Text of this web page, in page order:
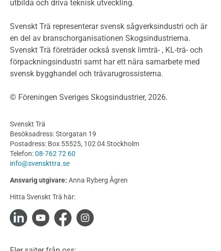
Klimatkalkylator hallar
Projektering av trähus - generellt
Byggsystem
Fasadsystem i skivmaterial
Bullerskärmar och andra utomhuskonstruktioner
Byggnation och utförande
Utförande
Produkter
Konstruktionsvirke
Konstruktionsvirke Behandlat
Konstruktionsvirke Fingerskarvat
Konstruktionsvirke Fingerskarvat Obehandlat
Limträ
utbilda och driva teknisk utveckling.
Svenskt Trä representerar svensk sågverksindustri och är
en del av branschorganisationen Skogsindustrierna.
Svenskt Trä företräder också svensk limträ- , KL-trä- och
förpackningsindustri samt har ett nära samarbete med
svensk bygghandel och trävarugrossisterna.
© Föreningen Sveriges Skogsindustrier, 2026.
Svenskt Trä
Besöksadress: Storgatan 19
Postadress: Box 55525, 102 04 Stockholm
Telefon:08-762 72 60
info@svenskttra.se
Ansvarig utgivare: Anna Ryberg Ågren
Hitta Svenskt Trä här: